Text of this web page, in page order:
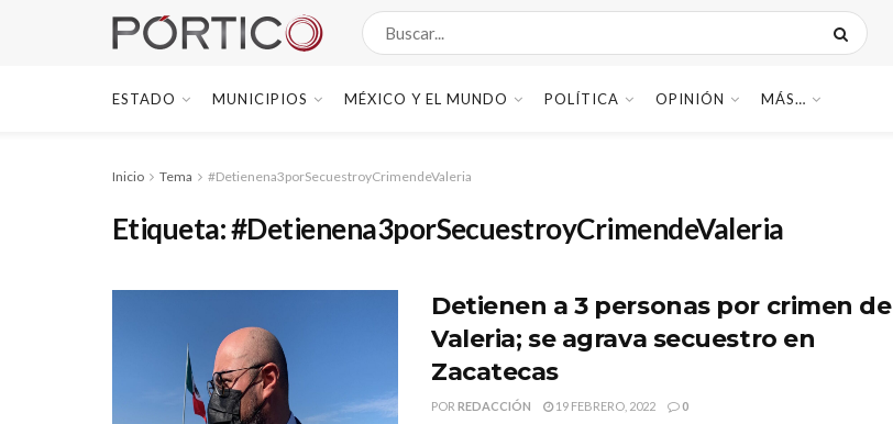
ESTADO MUNICIPIOS MÉXICO Y EL MUNDO POLÍTICA OPINIÓN MÁS…
Inicio Tema #Detienena3porSecuestroyCrimendeValeria
Etiqueta:#Detienena3porSecuestroyCrimendeValeria
Detienen a 3 personas por crimen de
Valeria; se agrava secuestro en
Zacatecas
POR REDACCIÓN 19 FEBRERO, 2022 0